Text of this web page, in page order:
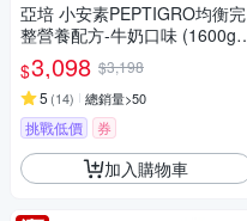
亞培 小安素PEPTIGRO均衡完
整營養配方-牛奶口味 (1600g x
2入)
$3,098 $3,198
5 (14) 總銷量>50
挑戰低價 券
加入購物車